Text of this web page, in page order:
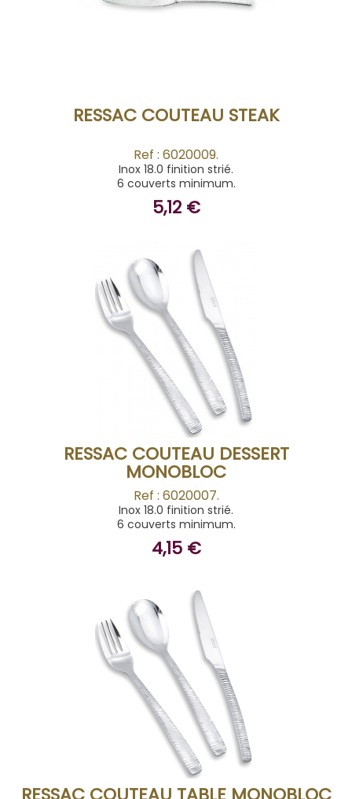
RESSAC COUTEAU STEAK
Ref : 6020009.
Inox 18.0 finition strié.
6 couverts minimum.
5,12 €
ACHETER
RESSAC COUTEAU DESSERT
MONOBLOC
Ref : 6020007.
Inox 18.0 finition strié.
6 couverts minimum.
4,15 €
ACHETER